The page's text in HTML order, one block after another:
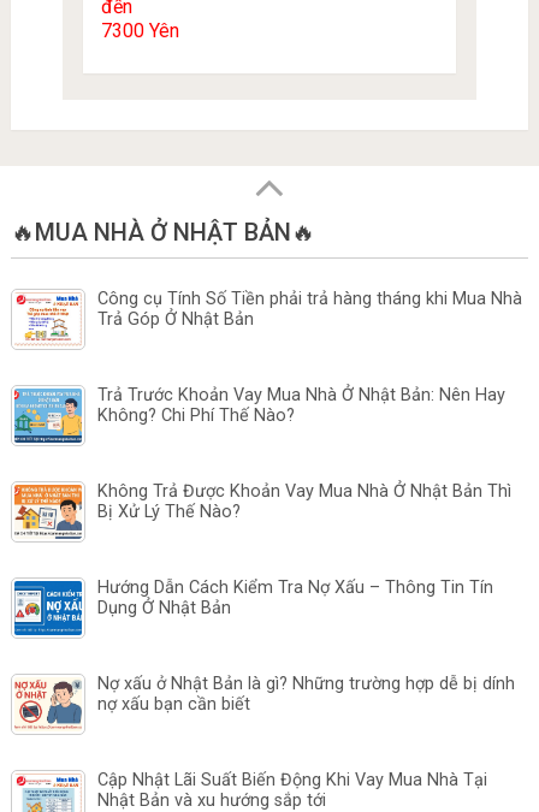
🔥MUA NHÀ Ở NHẬT BẢN🔥
Công cụ Tính Số Tiền phải trả hàng tháng khi Mua Nhà
Trả Góp Ở Nhật Bản
Trả Trước Khoản Vay Mua Nhà Ở Nhật Bản: Nên Hay
Không? Chi Phí Thế Nào?
Không Trả Được Khoản Vay Mua Nhà Ở Nhật Bản Thì
Bị Xử Lý Thế Nào?
Hướng Dẫn Cách Kiểm Tra Nợ Xấu – Thông Tin Tín
Dụng Ở Nhật Bản
Nợ xấu ở Nhật Bản là gì? Những trường hợp dễ bị dính
nợ xấu bạn cần biết
Cập Nhật Lãi Suất Biến Động Khi Vay Mua Nhà Tại
Nhật Bản và xu hướng sắp tới